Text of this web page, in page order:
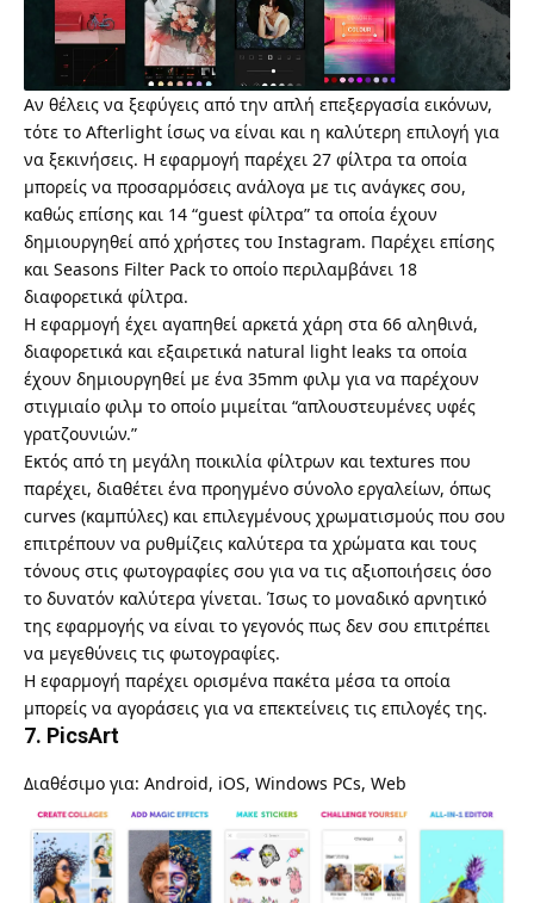
Αν θέλεις να ξεφύγεις από την απλή επεξεργασία εικόνων,
τότε το Afterlight ίσως να είναι και η καλύτερη επιλογή για
να ξεκινήσεις. Η εφαρμογή παρέχει 27 φίλτρα τα οποία
μπορείς να προσαρμόσεις ανάλογα με τις ανάγκες σου,
καθώς επίσης και 14 “guest φίλτρα” τα οποία έχουν
δημιουργηθεί από χρήστες του Instagram. Παρέχει επίσης
και Seasons Filter Pack το οποίο περιλαμβάνει 18
διαφορετικά φίλτρα.
Η εφαρμογή έχει αγαπηθεί αρκετά χάρη στα 66 αληθινά,
διαφορετικά και εξαιρετικά natural light leaks τα οποία
έχουν δημιουργηθεί με ένα 35mm φιλμ για να παρέχουν
στιγμιαίο φιλμ το οποίο μιμείται “απλουστευμένες υφές
γρατζουνιών.”
Εκτός από τη μεγάλη ποικιλία φίλτρων και textures που
παρέχει, διαθέτει ένα προηγμένο σύνολο εργαλείων, όπως
curves (καμπύλες) και επιλεγμένους χρωματισμούς που σου
επιτρέπουν να ρυθμίζεις καλύτερα τα χρώματα και τους
τόνους στις φωτογραφίες σου για να τις αξιοποιήσεις όσο
το δυνατόν καλύτερα γίνεται. Ίσως το μοναδικό αρνητικό
της εφαρμογής να είναι το γεγονός πως δεν σου επιτρέπει
να μεγεθύνεις τις φωτογραφίες.
Η εφαρμογή παρέχει ορισμένα πακέτα μέσα τα οποία
μπορείς να αγοράσεις για να επεκτείνεις τις επιλογές της.
7. PicsArt
Διαθέσιμο για: Android, iOS, Windows PCs, Web